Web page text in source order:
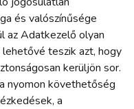
és valószínűsége
az Adatkezelő olyan
teszik azt, hogy
kerüljön sor.
nyomon követhetőség
a